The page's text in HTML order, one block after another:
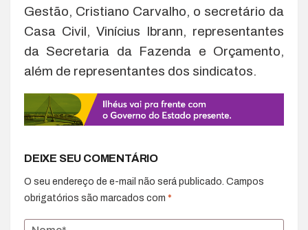
Gestão, Cristiano Carvalho, o secretário da
Casa Civil, Vinícius Ibrann, representantes
da Secretaria da Fazenda e Orçamento,
além de representantes dos sindicatos.
DEIXE SEU COMENTÁRIO
O seu endereço de e-mail não será publicado. Campos
obrigatórios são marcados com *